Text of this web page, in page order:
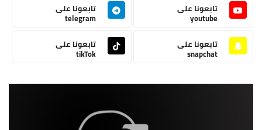
تابعونا على
youtube
تابعونا على
telegram
تابعونا على
snapchat
تابعونا على
tikTok